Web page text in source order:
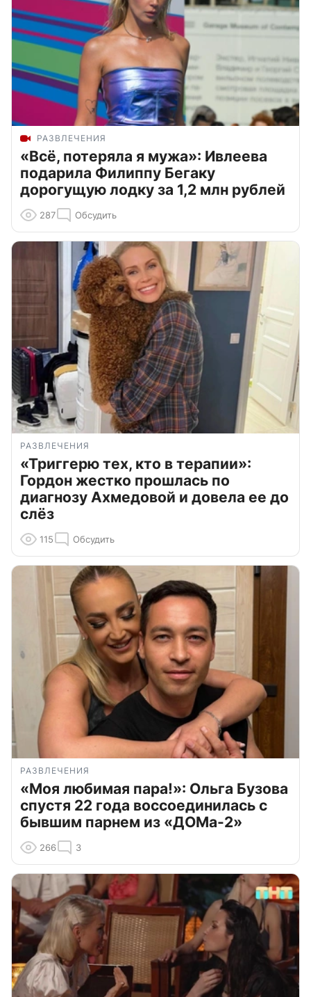
РАЗВЛЕЧЕНИЯ
«Всё, потеряла я мужа»: Ивлеева
подарила Филиппу Бегаку
дорогущую лодку за 1,2 млн рублей
287 Обсудить
РАЗВЛЕЧЕНИЯ
«Триггерю тех, кто в терапии»:
Гордон жестко прошлась по
диагнозу Ахмедовой и довела ее до
слёз
115 Обсудить
РАЗВЛЕЧЕНИЯ
«Моя любимая пара!»: Ольга Бузова
спустя 22 года воссоединилась с
бывшим парнем из «ДОМа-2»
266 3